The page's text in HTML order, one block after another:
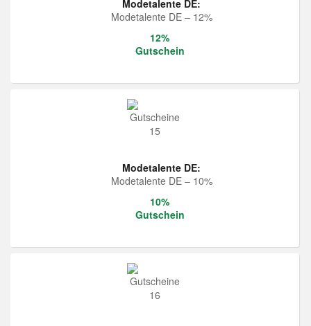
Modetalente DE:
Modetalente DE – 12%
12%
Gutschein
Modetalente DE:
Modetalente DE – 10%
10%
Gutschein